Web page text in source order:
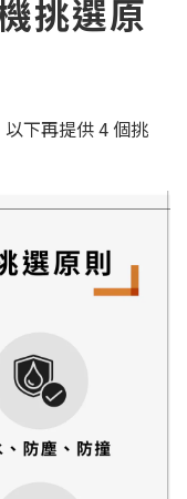
挑選原
下再提供 4 個挑